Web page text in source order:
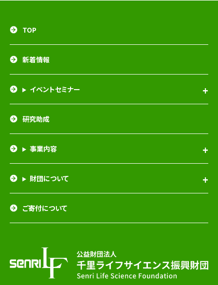
TOP
新着情報
イベントセミナー
研究助成
事業内容
財団について
ご寄付について